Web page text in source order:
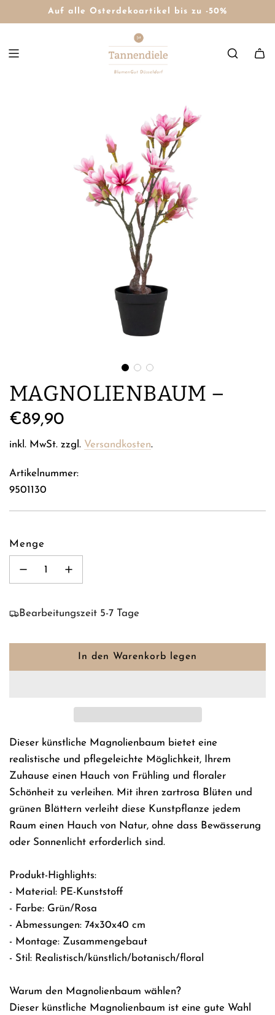
Auf alle Osterdekoartikel bis zu -50%
MAGNOLIENBAUM –
Regulärer
Preis
€89,90
inkl. MwSt. zzgl. Versandkosten.
Artikelnummer:
9501130
Menge
Bearbeitungszeit 5-7 Tage
In den Warenkorb legen
e
n
.
.
Dieser künstliche Magnolienbaum bietet eine
realistische und pflegeleichte Möglichkeit, Ihrem
Zuhause einen Hauch von Frühling und floraler
Schönheit zu verleihen. Mit ihren zartrosa Blüten und
grünen Blättern verleiht diese Kunstpflanze jedem
Raum einen Hauch von Natur, ohne dass Bewässerung
oder Sonnenlicht erforderlich sind.
Produkt-Highlights:
- Material: PE-Kunststoff
- Farbe: Grün/Rosa
- Abmessungen: 74x30x40 cm
- Montage: Zusammengebaut
- Stil: Realistisch/künstlich/botanisch/floral
Warum den Magnolienbaum wählen?
Dieser künstliche Magnolienbaum ist eine gute Wahl